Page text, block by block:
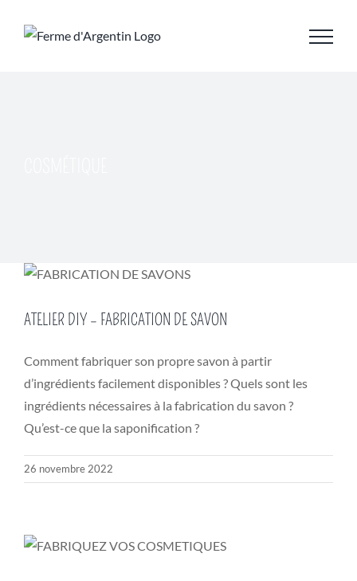
ATELIER DIY – FABRICATION DE SAVON
Comment fabriquer son propre savon à partir
d’ingrédients facilement disponibles ? Quels sont les
ingrédients nécessaires à la fabrication du savon ?
Qu’est-ce que la saponification ?
26 novembre 2022